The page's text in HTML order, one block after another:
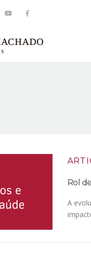
Rol
A